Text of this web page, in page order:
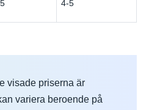
5 4-5
visade priserna är
variera beroende på